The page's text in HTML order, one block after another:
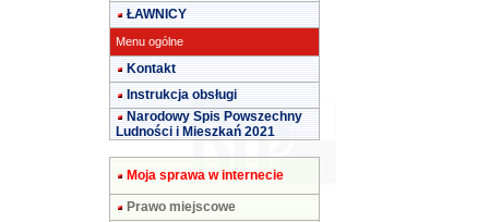
ŁAWNICY
Menu ogólne
Kontakt
Instrukcja obsługi
Narodowy Spis Powszechny
Ludności i Mieszkań 2021
Moja sprawa w internecie
Prawo miejscowe